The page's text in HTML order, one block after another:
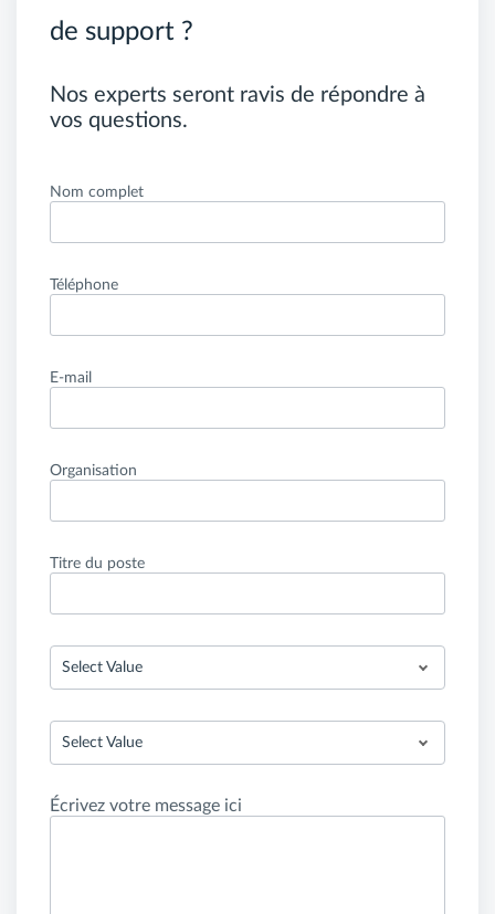
de support ?
Nos experts seront ravis de répondre à
vos questions.
Nom complet
Téléphone
E-mail
Organisation
Titre du poste
Select Value
Select Value
Écrivez votre message ici